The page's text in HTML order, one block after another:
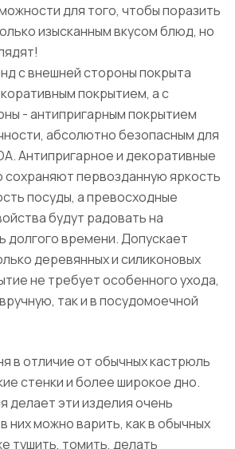
для того, чтобы поразить
изысканным вкусом блюд, но
с внешней стороны покрыта
покрытием, а с
- антипригарным покрытием
абсолютно безопасным для
Антипригарное и декоративные
сохраняют первозданную яркость
посуды, а превосходные
будут радовать на
долгого времени. Допускает
деревянных и силиконовых
не требует особенного ухода,
так и в посудомоечной
в отличие от обычных кастрюль
стенки и более широкое дно.
делает эти изделия очень
них можно варить, как в обычных
тушить, томить, делать